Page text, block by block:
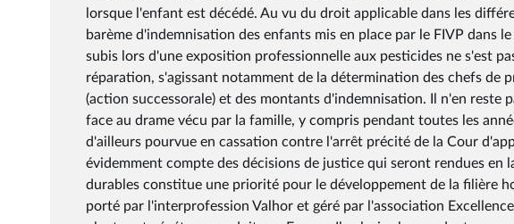
lorsque l'enfant est décédé. Au vu du droit applicable dans les
barème d'indemnisation des enfants mis en place par le FIVP dans
subis lors d'une exposition professionnelle aux pesticides ne s'est
réparation, s'agissant notamment de la détermination des chefs de
(action successorale) et des montants d'indemnisation. Il n'en reste
face au drame vécu par la famille, y compris pendant toutes les
d'ailleurs pourvue en cassation contre l'arrêt précité de la Cour
évidemment compte des décisions de justice qui seront rendues en
durables constitue une priorité pour le développement de la filière
porté par l'interprofession Valhor et géré par l'association